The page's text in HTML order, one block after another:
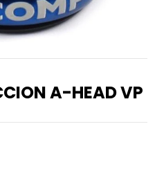
A-HEAD VP